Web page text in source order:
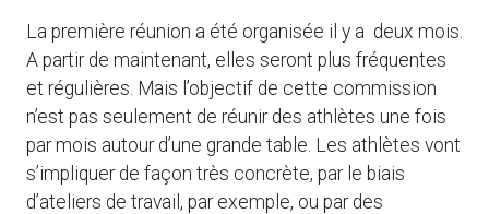
La première réunion a été organisée il y a deux mois.
A partir de maintenant, elles seront plus fréquentes
et régulières. Mais l’objectif de cette commission
n’est pas seulement de réunir des athlètes une fois
par mois autour d’une grande table. Les athlètes vont
s’impliquer de façon très concrète, par le biais
d’ateliers de travail, par exemple, ou par des